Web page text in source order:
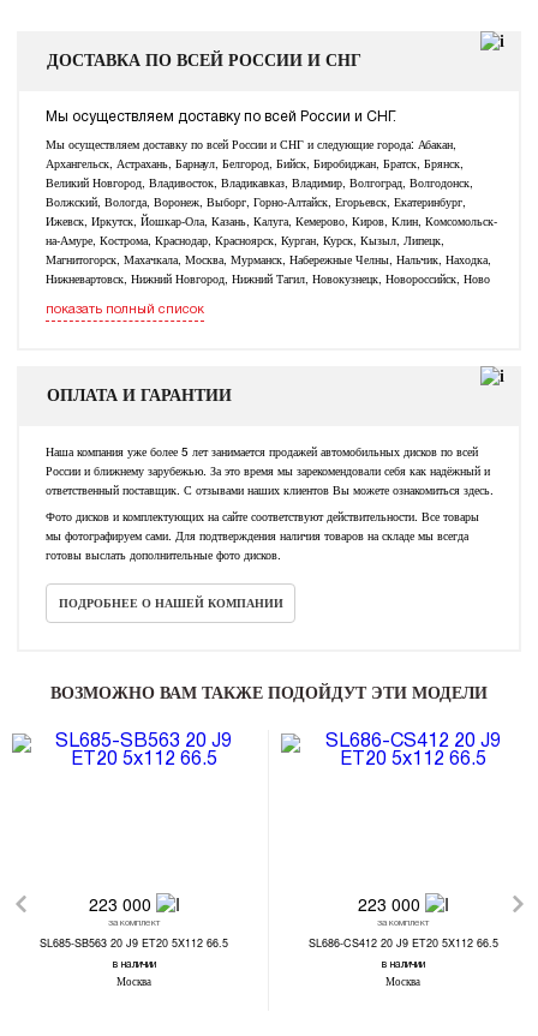
ДОСТАВКА ПО ВСЕЙ РОССИИ И СНГ
Мы осуществляем доставку по всей России и СНГ.
Мы осуществляем доставку по всей России и СНГ и следующие города: Абакан,
Архангельск, Астрахань, Барнаул, Белгород, Бийск, Биробиджан, Братск, Брянск,
Великий Новгород, Владивосток, Владикавказ, Владимир, Волгоград, Волгодонск,
Волжский, Вологда, Воронеж, Выборг, Горно-Алтайск, Егорьевск, Екатеринбург,
Ижевск, Иркутск, Йошкар-Ола, Казань, Калуга, Кемерово, Киров, Клин, Комсомольск-
на-Амуре, Кострома, Краснодар, Красноярск, Курган, Курск, Кызыл, Липецк,
Магнитогорск, Махачкала, Москва, Мурманск, Набережные Челны, Нальчик, Находка,
Нижневартовск, Нижний Новгород, Нижний Тагил, Новокузнецк, Новороссийск, Ново
показать полный список
ОПЛАТА И ГАРАНТИИ
Наша компания уже более 5 лет занимается продажей автомобильных дисков по всей
России и ближнему зарубежью. За это время мы зарекомендовали себя как надёжный и
ответственный поставщик. С отзывами наших клиентов Вы можете ознакомиться здесь.
Фото дисков и комплектующих на сайте соответствуют действительности. Все товары
мы фотографируем сами. Для подтверждения наличия товаров на складе мы всегда
готовы выслать дополнительные фото дисков.
ПОДРОБНЕЕ О НАШЕЙ КОМПАНИИ
ВОЗМОЖНО ВАМ ТАКЖЕ ПОДОЙДУТ ЭТИ МОДЕЛИ
223 000
за комплект
SL685-SB563 20 J9 ET20 5X112 66.5
в наличии
Москва
223 000
за комплект
SL686-CS412 20 J9 ET20 5X112 66.5
в наличии
Москва